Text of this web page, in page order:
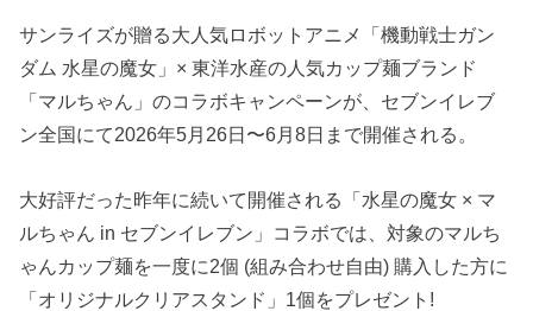
サンライズが贈る大人気ロボットアニメ「機動戦士ガン
ダム 水星の魔女」× 東洋水産の人気カップ麺ブランド
「マルちゃん」のコラボキャンペーンが、セブンイレブ
ン全国にて2026年5月26日〜6月8日まで開催される。
大好評だった昨年に続いて開催される「水星の魔女 × マ
ルちゃん in セブンイレブン」コラボでは、対象のマルち
ゃんカップ麺を一度に2個 (組み合わせ自由) 購入した方に
「オリジナルクリアスタンド」1個をプレゼント!